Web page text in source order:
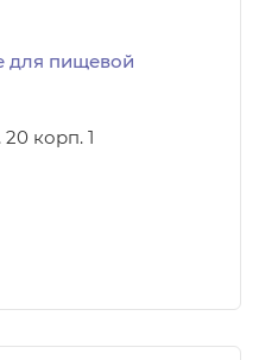
для пищевой
корп. 1